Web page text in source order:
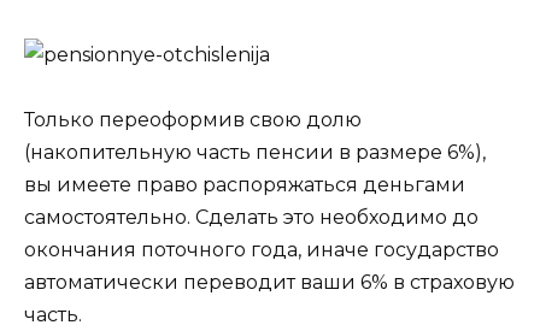
Только переоформив свою долю
(накопительную часть пенсии в размере 6%),
вы имеете право распоряжаться деньгами
самостоятельно. Сделать это необходимо до
окончания поточного года, иначе государство
автоматически переводит ваши 6% в страховую
часть.